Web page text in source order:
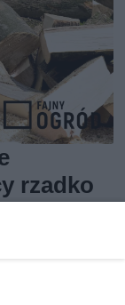
rzadko